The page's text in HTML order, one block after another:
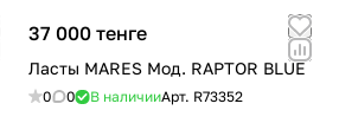
37 000 тенге
Ласты MARES Мод. RAPTOR BLUE
0 0 В наличииАрт. R73352